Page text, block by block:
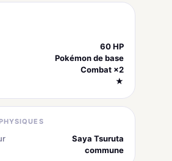
60 HP
Pokémon de base
Combat ×2
★
Saya Tsuruta
commune